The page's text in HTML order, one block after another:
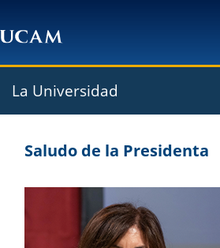
La Universidad
Saludo de la Presidenta